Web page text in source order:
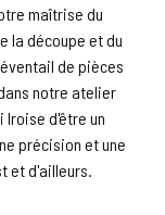
maîtrise du
la découpe et du
de pièces
notre atelier
Iroise d'être un
précision et une
et d'ailleurs.